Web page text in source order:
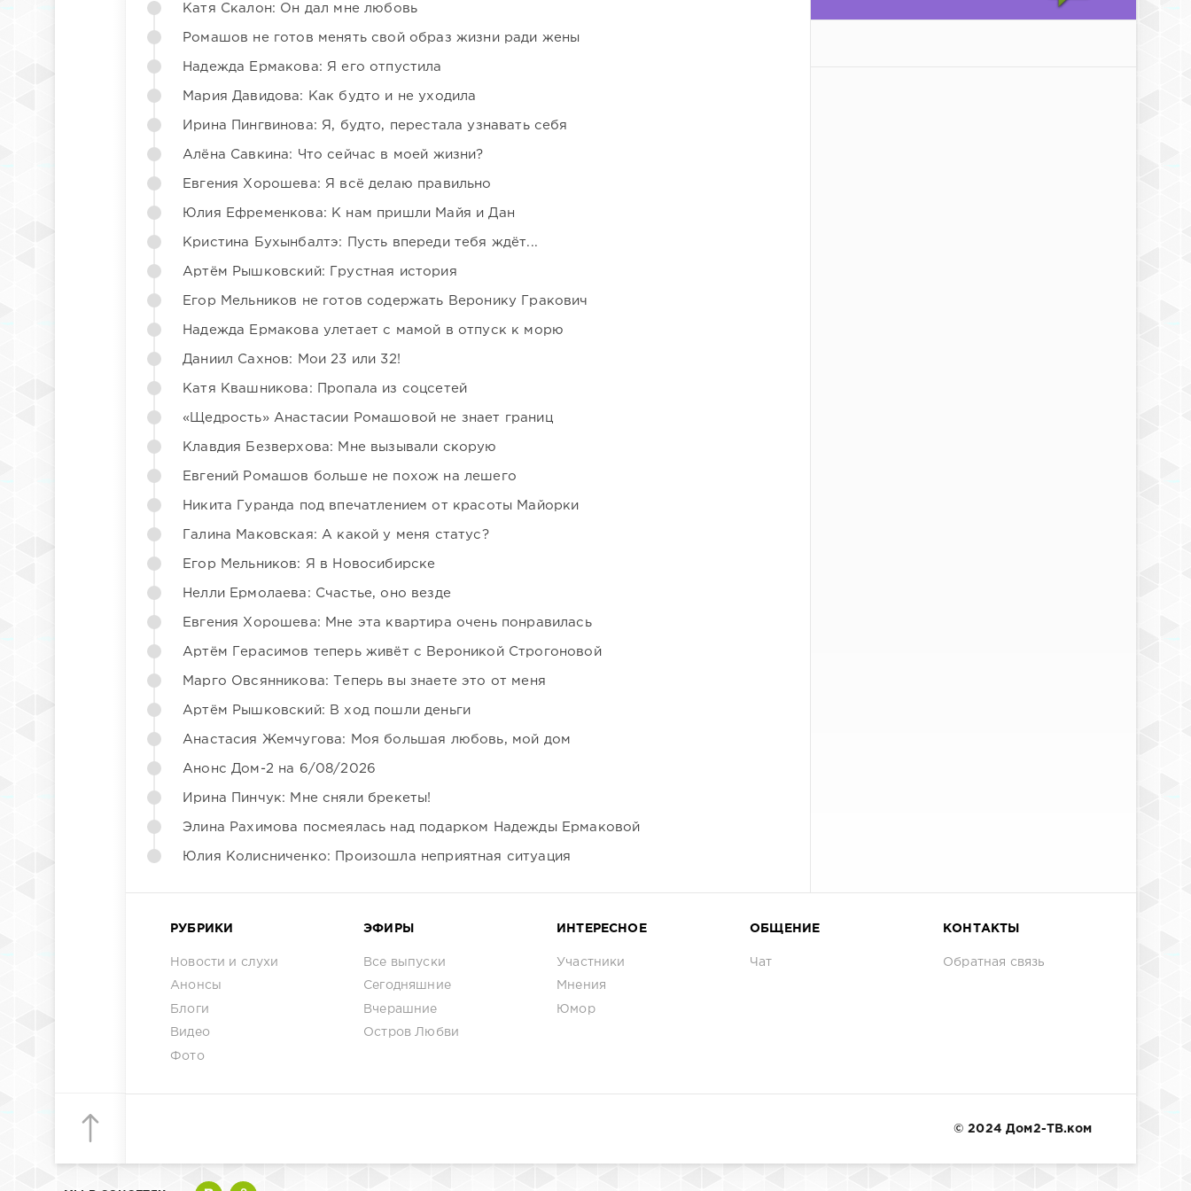
Катя Скалон: Он дал мне любовь
Ромашов не готов менять свой образ жизни ради жены
Надежда Ермакова: Я его отпустила
Мария Давидова: Как будто и не уходила
Ирина Пингвинова: Я, будто, перестала узнавать себя
Алёна Савкина: Что сейчас в моей жизни?
Евгения Хорошева: Я всё делаю правильно
Юлия Ефременкова: К нам пришли Майя и Дан
Кристина Бухынбалтэ: Пусть впереди тебя ждёт...
Артём Рышковский: Грустная история
Егор Мельников не готов содержать Веронику Гракович
Надежда Ермакова улетает с мамой в отпуск к морю
Даниил Сахнов: Мои 23 или 32!
Катя Квашникова: Пропала из соцсетей
«Щедрость» Анастасии Ромашовой не знает границ
Клавдия Безверхова: Мне вызывали скорую
Евгений Ромашов больше не похож на лешего
Никита Гуранда под впечатлением от красоты Майорки
Галина Маковская: А какой у меня статус?
Егор Мельников: Я в Новосибирске
Нелли Ермолаева: Счастье, оно везде
Евгения Хорошева: Мне эта квартира очень понравилась
Артём Герасимов теперь живёт с Вероникой Строгоновой
Марго Овсянникова: Теперь вы знаете это от меня
Артём Рышковский: В ход пошли деньги
Анастасия Жемчугова: Моя большая любовь, мой дом
Анонс Дом-2 на 6/08/2026
Ирина Пинчук: Мне сняли брекеты!
Элина Рахимова посмеялась над подарком Надежды Ермаковой
Юлия Колисниченко: Произошла неприятная ситуация
РУБРИКИ
Новости и слухи
Анонсы
Блоги
Видео
Фото
ЭФИРЫ
Все выпуски
Сегодняшние
Вчерашние
Остров Любви
ИНТЕРЕСНОЕ
Участники
Мнения
Юмор
ОБЩЕНИЕ
Чат
КОНТАКТЫ
Обратная связь
© 2024 Дом2-ТВ.ком